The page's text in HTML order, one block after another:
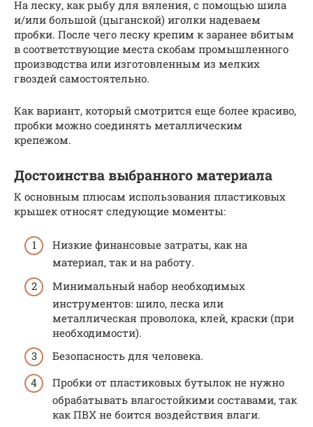
На леску, как рыбу для вяления, с помощью шила
и/или большой (цыганской) иголки надеваем
пробки. После чего леску крепим к заранее вбитым
в соответствующие места скобам промышленного
производства или изготовленным из мелких
гвоздей самостоятельно.
Как вариант, который смотрится еще более красиво,
пробки можно соединять металлическим
крепежом.
Достоинства выбранного материала
К основным плюсам использования пластиковых
крышек относят следующие моменты:
Низкие финансовые затраты, как на
материал, так и на работу.
Минимальный набор необходимых
инструментов: шило, леска или
металлическая проволока, клей, краски (при
необходимости).
Безопасность для человека.
Пробки от пластиковых бутылок не нужно
обрабатывать влагостойкими составами, так
как ПВХ не боится воздействия влаги.